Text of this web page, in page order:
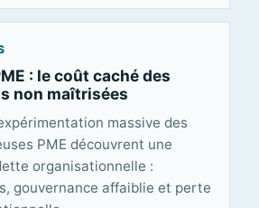
: le coût caché des
non maîtrisées
massive des
PME découvrent une
organisationnelle :
gouvernance affaiblie et perte